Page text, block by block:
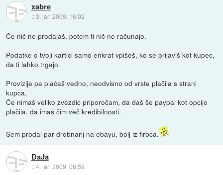
xabre
::3. jan 2009, 16:02
Če nič ne prodajaš, potem ti nič ne računajo.
Podatke o tvoji kartici samo enkrat vpišeš, ko se prijaviš kot kupec,
da ti lahko trgajo.
Provizije pa plačaš vedno, neodvisno od vrste plačila s strani
kupca.
Če nimaš veliko zvezdic priporočam, da daš še paypal kot opcijo
plačila, da imaš čim več kredibilnosti.
Sem prodal par drobnarij na ebayu, bolj iz firbca.
DaJa
::4. jan 2009, 08:59